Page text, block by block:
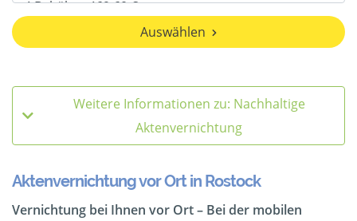
Auswählen
Weitere Informationen zu: Nachhaltige
Aktenvernichtung
Aktenvernichtung vor Ort in Rostock
Vernichtung bei Ihnen vor Ort – Bei der mobilen